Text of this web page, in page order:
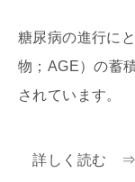
糖尿病の進行に
物；AGE）の蓄
されています。
詳しく読む